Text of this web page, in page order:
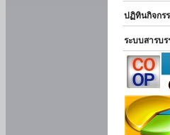
ปฏิทินกิจกร
ระบบสารบร